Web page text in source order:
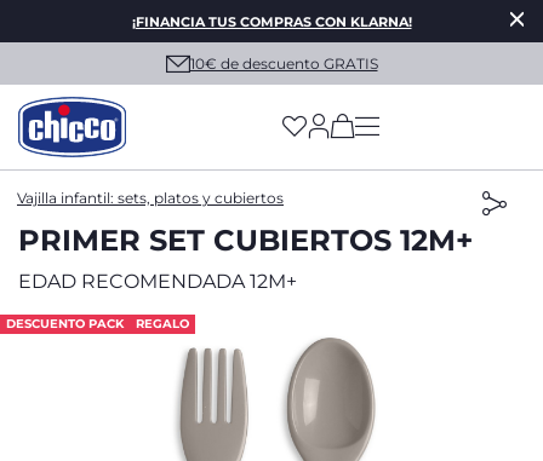
¡FINANCIA TUS COMPRAS CON KLARNA!
10€ de descuento GRATIS
(has more options
Vajilla infantil: sets, platos y cubiertos
PRIMER SET CUBIERTOS 12M+
EDAD RECOMENDADA 12M+
DESCUENTO PACK REGALO